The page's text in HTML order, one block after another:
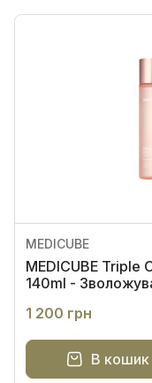
MEDICUBE
MEDICUBE Triple
140ml -
кислотою
1 200 грн
В кошик